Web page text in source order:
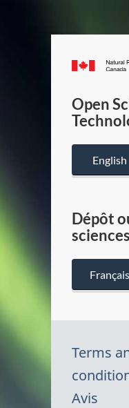
Open
English
Dépôt
Français
Terms
Avis